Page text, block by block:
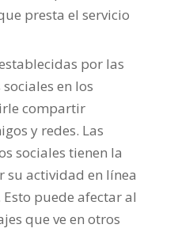
presta el servicio
por las
en los
compartir
y redes. Las
sociales tienen la
su actividad en línea
puede afectar al
que ve en otros